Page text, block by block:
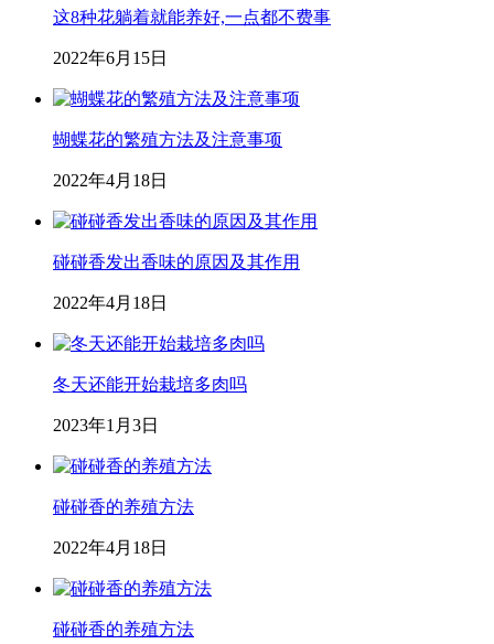
这8种花躺着就能养好,一点都不费事
2022年6月15日
蝴蝶花的繁殖方法及注意事项
2022年4月18日
碰碰香发出香味的原因及其作用
2022年4月18日
冬天还能开始栽培多肉吗
2023年1月3日
碰碰香的养殖方法
2022年4月18日
碰碰香的养殖方法